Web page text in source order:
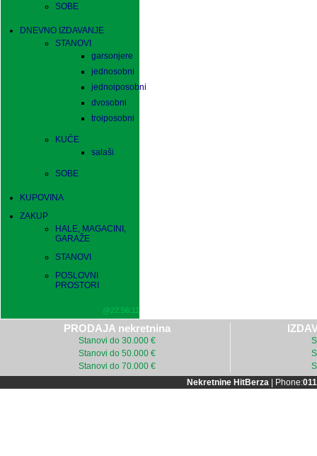
SOBE
DNEVNO IZDAVANJE
STANOVI
garsonjere
jednosobni
jednoiposobni
dvosobni
troiposobni
KUĆE
salaši
SOBE
KUPOVINA
ZAKUP
HALE, MAGACINI,
GARAŽE
STANOVI
POSLOVNI
PROSTORI
@22:56:11
PRODAJA nekretnina
Stanovi do 30.000 €
Stanovi do 50.000 €
Stanovi do 70.000 €
Nekretnine HitBerza| Phone: